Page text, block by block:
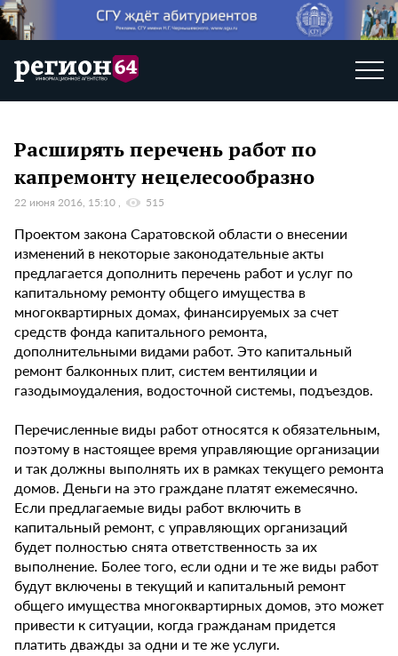
Расширять перечень работ по
капремонту нецелесообразно
22 июня 2016, 15:10 515
Проектом закона Саратовской области о внесении
изменений в некоторые законодательные акты
предлагается дополнить перечень работ и услуг по
капитальному ремонту общего имущества в
многоквартирных домах, финансируемых за счет
средств фонда капитального ремонта,
дополнительными видами работ. Это капитальный
ремонт балконных плит, систем вентиляции и
газодымоудаления, водосточной системы, подъездов.
Перечисленные виды работ относятся к обязательным,
поэтому в настоящее время управляющие организации
и так должны выполнять их в рамках текущего ремонта
домов. Деньги на это граждане платят ежемесячно.
Если предлагаемые виды работ включить в
капитальный ремонт, с управляющих организаций
будет полностью снята ответственность за их
выполнение. Более того, если одни и те же виды работ
будут включены в текущий и капитальный ремонт
общего имущества многоквартирных домов, это может
привести к ситуации, когда гражданам придется
платить дважды за одни и те же услуги.